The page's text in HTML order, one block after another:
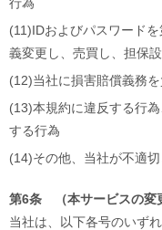
(11)IDおよびパスワード
義変更し、売買し、担保
(12)当社に損害賠償義務
(13)本規約に違反する行
する行為
(14)その他、当社が不適
第6条 （本サービスの変
当社は、以下各号のいず